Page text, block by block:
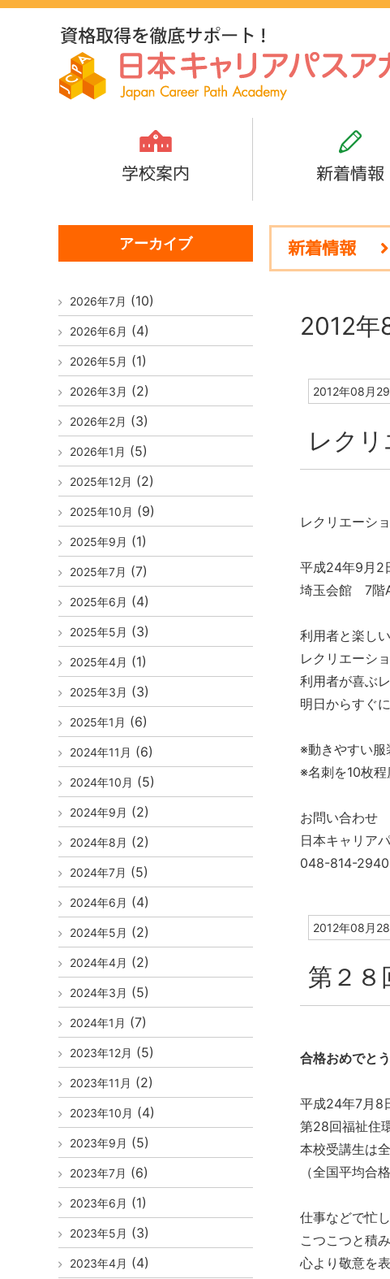
学校案内 新着情報
新着情報
2012年
2012年08月
レク
レクリエーシ
平成24年9月
埼玉会館 7階
利用者と楽し
レクリエーシ
利用者が喜ぶ
明日からすぐ
※動きやすい服
※名刺を10枚程
お問い合わせ
日本キャリア
048-814-2940
2012年08月
第２８
合格おめでと
平成24年7月8
第28回福祉住
本校受講生は
（全国平均合
仕事などで忙
こつこつと積
心より敬意を表
アーカイブ
2026年7月 (10)
2026年6月 (4)
2026年5月 (1)
2026年3月 (2)
2026年2月 (3)
2026年1月 (5)
2025年12月 (2)
2025年10月 (9)
2025年9月 (1)
2025年7月 (7)
2025年6月 (4)
2025年5月 (3)
2025年4月 (1)
2025年3月 (3)
2025年1月 (6)
2024年11月 (6)
2024年10月 (5)
2024年9月 (2)
2024年8月 (2)
2024年7月 (5)
2024年6月 (4)
2024年5月 (2)
2024年4月 (2)
2024年3月 (5)
2024年1月 (7)
2023年12月 (5)
2023年11月 (2)
2023年10月 (4)
2023年9月 (5)
2023年7月 (6)
2023年6月 (1)
2023年5月 (3)
2023年4月 (4)